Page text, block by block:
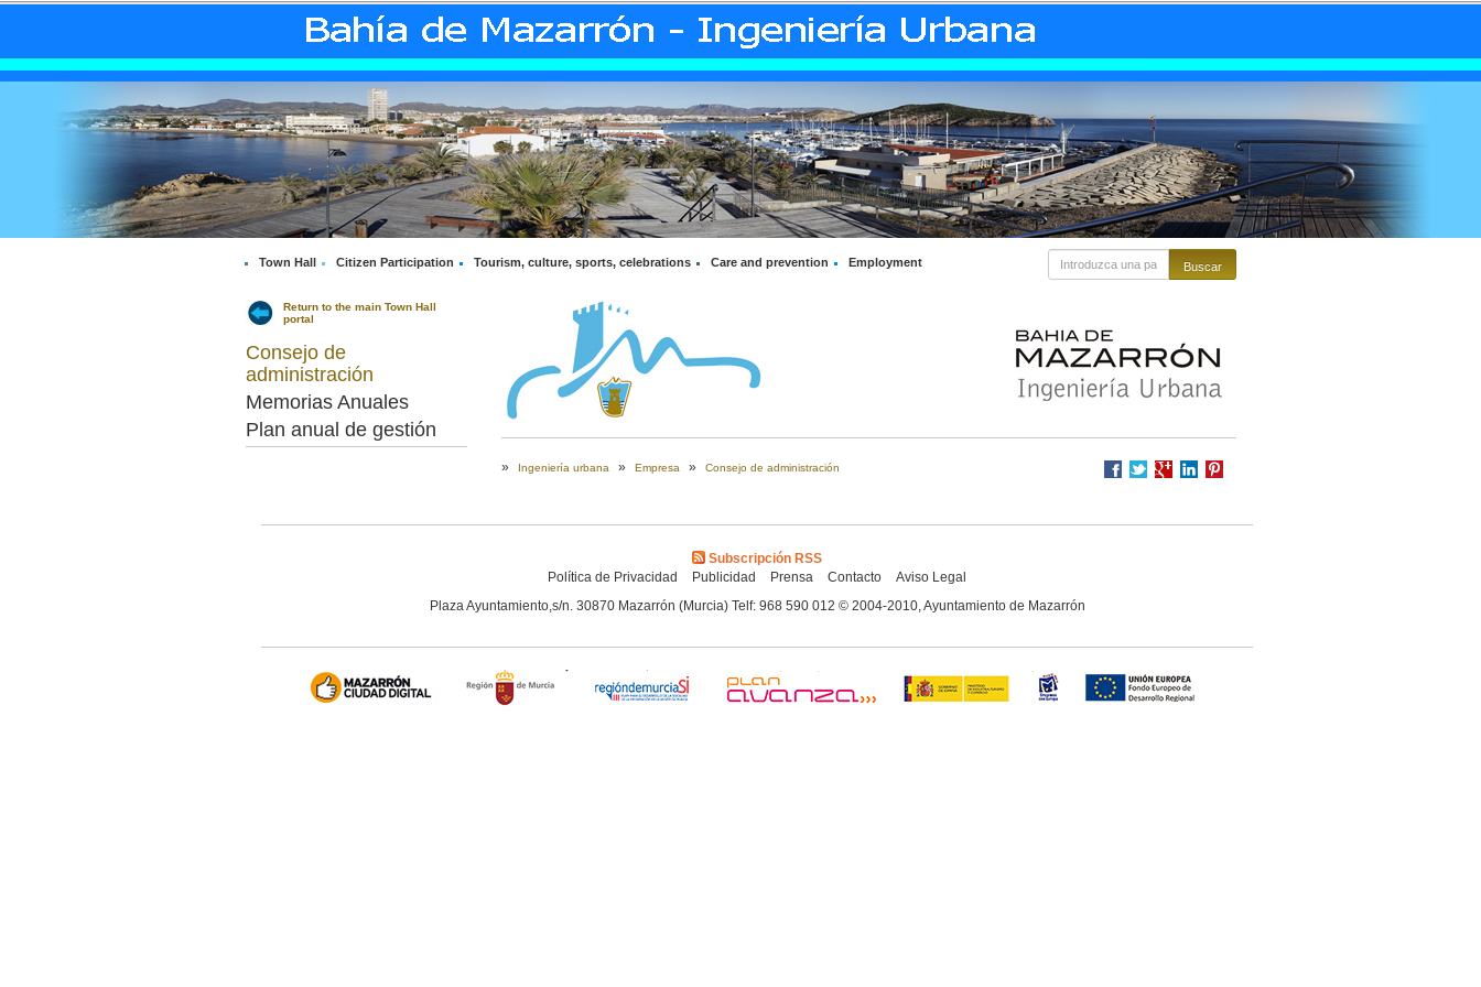
Town Hall Citizen Participation Tourism, culture, sports, celebrations Care and prevention Employment
Return to the main Town Hall
portal
Consejo de
administración
Memorias Anuales
Plan anual de gestión
» Ingeniería urbana » Empresa » Consejo de administración
Subscripción RSS
Política de Privacidad
Publicidad Prensa Contacto
Aviso Legal
Plaza Ayuntamiento,s/n. 30870 Mazarrón (Murcia) Telf: 968 590 012 © 2004-2010, Ayuntamiento de Mazarrón